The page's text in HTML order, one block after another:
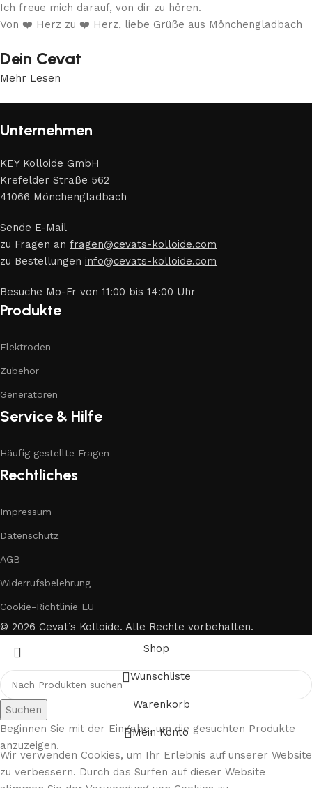
Ich freue mich darauf, von dir zu hören.
Von ❤️ Herz zu ❤️ Herz, liebe Grüße aus Mönchengladbach
Dein Cevat
Mehr Lesen
Unternehmen
KEY Kolloide GmbH
Krefelder Straße 562
41066 Mönchengladbach
Sende E-Mail
zu Fragen an fragen@cevats-kolloide.com
zu Bestellungen info@cevats-kolloide.com
Besuche Mo-Fr von 11:00 bis 14:00 Uhr
Produkte
Elektroden
Zubehör
Generatoren
Service & Hilfe
Häufig gestellte Fragen
Rechtliches
Impressum
Datenschutz
AGB
Widerrufsbelehrung
Cookie-Richtlinie EU
© 2026 Cevat’s Kolloide. Alle Rechte vorbehalten.
Suchen
Beginnen Sie mit der Eingabe, um die gesuchten Produkte
anzuzeigen.
Shop
Wunschliste
Warenkorb
Mein Konto
Wir verwenden Cookies, um Ihr Erlebnis auf unserer Website
zu verbessern. Durch das Surfen auf dieser Website